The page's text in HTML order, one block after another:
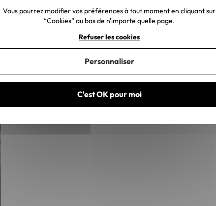
Vous pourrez modifier vos préférences à tout moment en cliquant sur
“Cookies” au bas de n'importe quelle page.
C'est OK pour moi
Refuser les cookies
Personnaliser